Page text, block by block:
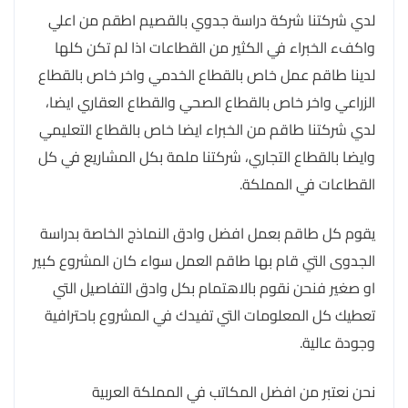
لدي شركتنا شركة دراسة جدوي بالقصيم اطقم من اعلي
واكفء الخبراء في الكثير من القطاعات اذا لم تكن كلها
لدينا طاقم عمل خاص بالقطاع الخدمي واخر خاص بالقطاع
الزراعي واخر خاص بالقطاع الصحي والقطاع العقاري ايضا،
لدي شركتنا طاقم من الخبراء ايضا خاص بالقطاع التعليمي
وايضا بالقطاع التجاري، شركتنا ملمة بكل المشاريع في كل
القطاعات في المملكة.
يقوم كل طاقم بعمل افضل وادق النماذج الخاصة بدراسة
الجدوى التي قام بها طاقم العمل سواء كان المشروع كبير
او صغير فنحن نقوم بالاهتمام بكل وادق التفاصيل التي
تعطيك كل المعلومات التي تفيدك في المشروع باحترافية
وجودة عالية.
نحن نعتبر من افضل المكاتب في المملكة العربية